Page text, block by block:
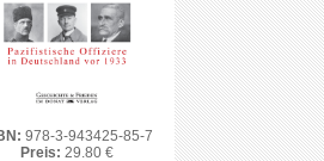
978-3-943425-85-7
Preis: 29.80 €